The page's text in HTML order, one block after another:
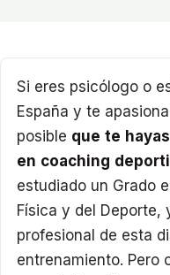
Si eres psicólogo o
España y te
posible que te
en coaching
estudiado un Grado
Física y del Deporte,
profesional de esta
entrenamiento. Pero